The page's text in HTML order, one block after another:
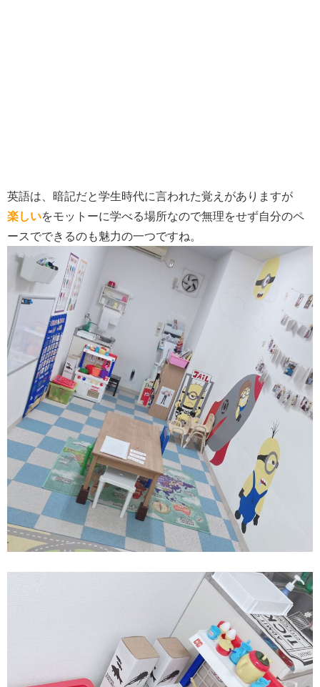
英語は、暗記だと学生時代に言われた覚えがありますが
楽しいをモットーに学べる場所なので無理をせず自分のペ
ースでできるのも魅力の一つですね。